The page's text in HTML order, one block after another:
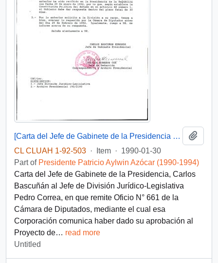
[Carta del Jefe de Gabinete de la Presidencia a Pedro Correa]
CL CLUAH 1-92-503 · Item · 1990-01-30
Part of Presidente Patricio Aylwin Azócar (1990-1994)
Carta del Jefe de Gabinete de la Presidencia, Carlos
Bascuñán al Jefe de División Jurídico-Legislativa
Pedro Correa, en que remite Oficio N° 661 de la
Cámara de Diputados, mediante el cual esa
Corporación comunica haber dado su aprobación al
Proyecto de… read more
Untitled